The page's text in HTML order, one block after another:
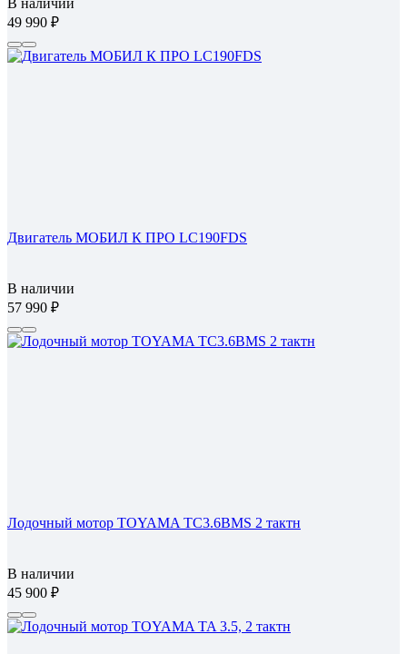
49 990
Двигатель МОБИЛ К ПРО LC190FDS
В наличии
57 990
Лодочный мотор TOYAMA TC3.6BMS 2 тактн
В наличии
45 900